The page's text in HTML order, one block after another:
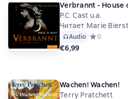
Verbrannt - House
P.C. Cast u.a.
Читает Marie
Audio Средний
0
€6,99
Wachen! Wachen!
Terry Pratchett